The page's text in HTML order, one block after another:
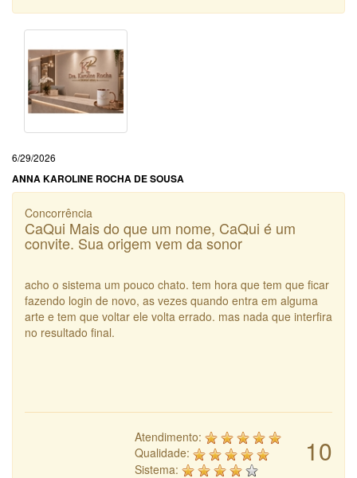
6/29/2026
ANNA KAROLINE ROCHA DE SOUSA
Concorrência
CaQui Mais do que um nome, CaQui é um
convite. Sua origem vem da sonor
acho o sistema um pouco chato. tem hora que tem que ficar
fazendo login de novo, as vezes quando entra em alguma
arte e tem que voltar ele volta errado. mas nada que interfira
no resultado final.
10
Atendimento:
Qualidade:
Sistema: